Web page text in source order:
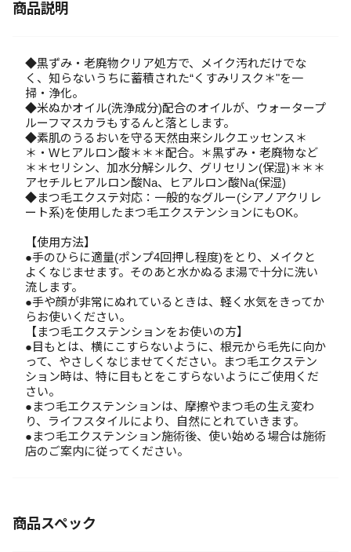
商品説明
◆黒ずみ・老廃物クリア処方で、メイク汚れだけでな
く、知らないうちに蓄積された“くすみリスク＊"を一
掃・浄化。
◆米ぬかオイル(洗浄成分)配合のオイルが、ウォータープ
ルーフマスカラもするんと落とします。
◆素肌のうるおいを守る天然由来シルクエッセンス＊
＊・Wヒアルロン酸＊＊＊配合。＊黒ずみ・老廃物など
＊＊セリシン、加水分解シルク、グリセリン(保湿)＊＊＊
アセチルヒアルロン酸Na、ヒアルロン酸Na(保湿)
◆まつ毛エクステ対応：一般的なグルー(シアノアクリレ
ート系)を使用したまつ毛エクステンションにもOK。
【使用方法】
●手のひらに適量(ポンプ4回押し程度)をとり、メイクと
よくなじませます。そのあと水かぬるま湯で十分に洗い
流します。
●手や顔が非常にぬれているときは、軽く水気をきってか
らお使いください。
【まつ毛エクステンションをお使いの方】
●目もとは、横にこすらないように、根元から毛先に向か
って、やさしくなじませてください。まつ毛エクステン
ション時は、特に目もとをこすらないようにご使用くだ
さい。
●まつ毛エクステンションは、摩擦やまつ毛の生え変わ
り、ライフスタイルにより、自然にとれていきます。
●まつ毛エクステンション施術後、使い始める場合は施術
店のご案内に従ってください。
商品スペック